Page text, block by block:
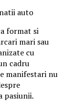
auto
format si
mari sau
cu
cadru
manifestari nu
pasiunii.